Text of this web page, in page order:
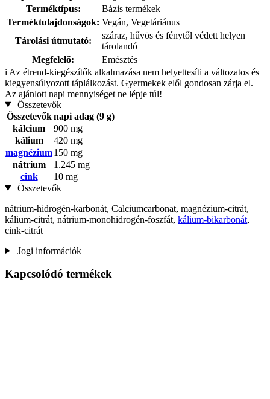
Terméktípus:
Bázis termékek
Terméktulajdonságok: Vegán, Vegetáriánus
Tárolási útmutató:
száraz, hűvös és fénytől védett helyen
tárolandó
Megfelelő:
Emésztés
i Az étrend-kiegészítők alkalmazása nem helyettesíti a változatos és
kiegyensúlyozott táplálkozást. Gyermekek elől gondosan zárja el.
Az ajánlott napi mennyiséget ne lépje túl!
Összetevők
Összetevők napi adag (9 g)
kálcium
900 mg
kálium
420 mg
magnézium150 mg
nátrium
1.245 mg
cink
10 mg
Összetevők
nátrium-hidrogén-karbonát, Calciumcarbonat, magnézium-citrát,
kálium-citrát, nátrium-monohidrogén-foszfát, kálium-bikarbonát,
cink-citrát
Jogi információk
Kapcsolódó termékek